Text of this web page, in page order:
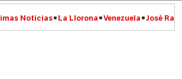
Noticias La Llorona Venezuela José